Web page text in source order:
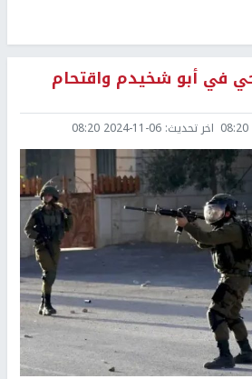
في أبو شخيدم واقتحام
اخر تحديث: 2024-11-06 08:20